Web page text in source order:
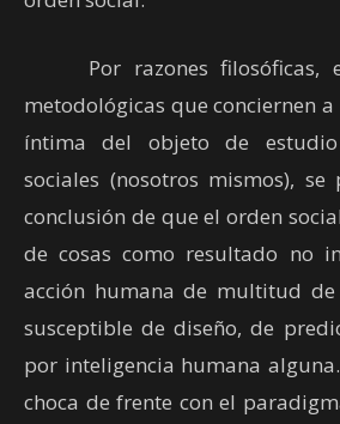
Por razones filosóficas,
metodológicas que conciernen
íntima del objeto de
sociales (nosotros mismos),
conclusión de que el orden
de cosas como resultado no
acción humana de multitud
susceptible de diseño, de
por inteligencia humana
choca de frente con el